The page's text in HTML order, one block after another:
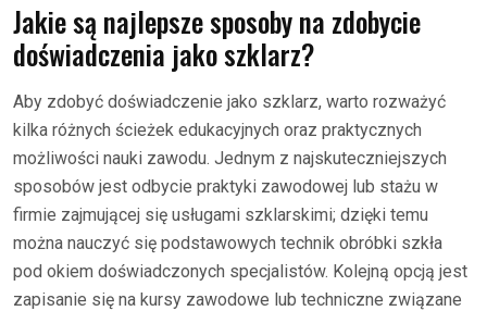
Jakie są najlepsze sposoby na zdobycie
doświadczenia jako szklarz?
Aby zdobyć doświadczenie jako szklarz, warto rozważyć
kilka różnych ścieżek edukacyjnych oraz praktycznych
możliwości nauki zawodu. Jednym z najskuteczniejszych
sposobów jest odbycie praktyki zawodowej lub stażu w
firmie zajmującej się usługami szklarskimi; dzięki temu
można nauczyć się podstawowych technik obróbki szkła
pod okiem doświadczonych specjalistów. Kolejną opcją jest
zapisanie się na kursy zawodowe lub techniczne związane